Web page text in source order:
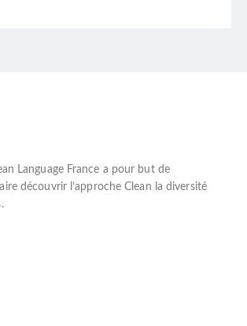
Language France a pour but de
découvrir l’approche Clean la diversité